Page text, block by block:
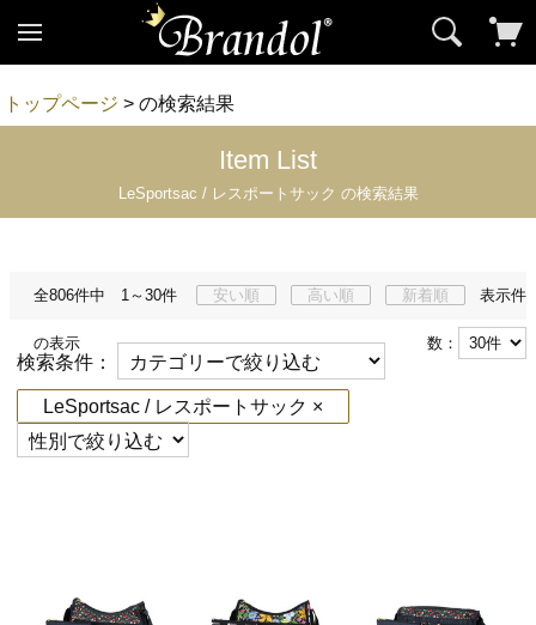
トップページ > の検索結果
Item List
LeSportsac / レスポートサック の検索結果
全806件中 1～30件
の表示
安い順 高い順 新着順 表示件
数：
検索条件：
LeSportsac / レスポートサック ×